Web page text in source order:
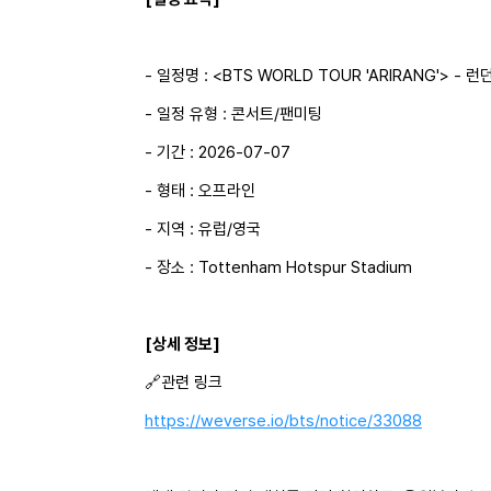
- 일정명 : <BTS WORLD TOUR 'ARIRANG'> - 런
- 일정 유형 : 콘서트/팬미팅
- 기간 : 2026-07-07
- 형태 : 오프라인
- 지역 : 유럽/영국
- 장소 : Tottenham Hotspur Stadium
[상세 정보]
🔗관련 링크
https://weverse.io/bts/notice/33088